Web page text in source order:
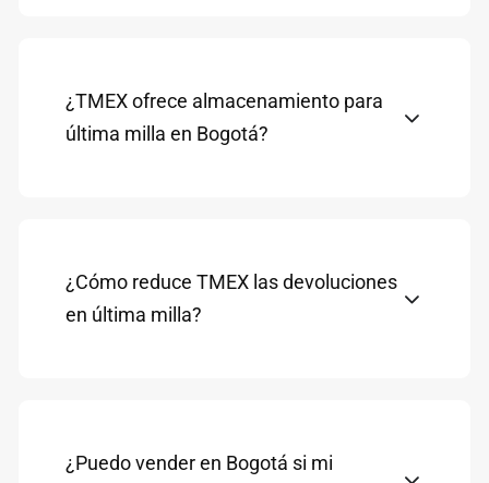
¿TMEX ofrece almacenamiento para
última milla en Bogotá?
¿Cómo reduce TMEX las devoluciones
en última milla?
¿Puedo vender en Bogotá si mi